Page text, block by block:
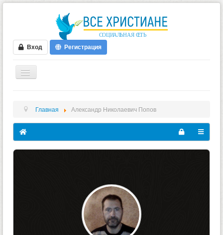
Вход Регистрация
ФОРУМ
ВИДЕО
БЛОГИ
Главная Александр Николаевич Попов